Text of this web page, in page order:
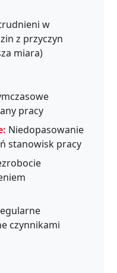
w
z przyczyn
miara)
pracy
Niedopasowanie
stanowisk pracy
czynnikami